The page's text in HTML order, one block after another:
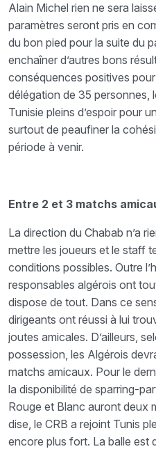
Alain Michel rien ne sera
paramètres seront pris en
du bon pied pour la suite du
enchaîner d’autres bons
conséquences positives pour
délégation de 35 personnes,
Tunisie pleins d’espoir pour
surtout de peaufiner la
période à venir.
Entre 2 et 3 matchs
La direction du Chabab n’a
mettre les joueurs et le staff
conditions possibles. Outre
responsables algérois ont
dispose de tout. Dans ce
dirigeants ont réussi à lui
joutes amicales. D’ailleurs,
possession, les Algérois
matchs amicaux. Pour le
la disponibilité de sparring-
Rouge et Blanc auront deux
dise, le CRB a rejoint Tunis
encore plus fort. La balle est